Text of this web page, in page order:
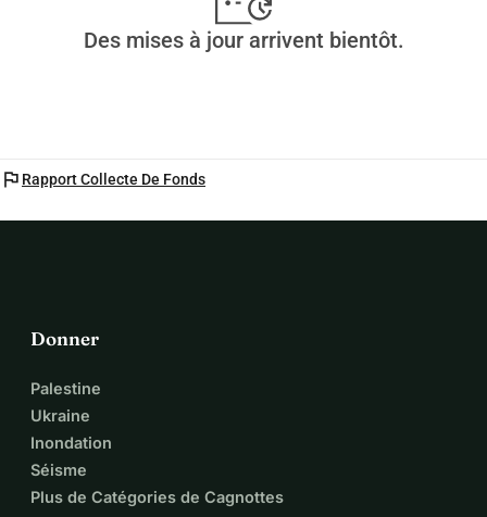
Des mises à jour arrivent bientôt.
flag Rapport Collecte De Fonds
Donner
Palestine
Ukraine
Inondation
Séisme
Plus de Catégories de Cagnottes